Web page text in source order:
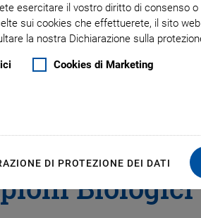
esercitare il vostro diritto di consenso
sui cookies che effettuerete, il sito
la nostra Dichiarazione sulla
Cookies di Marketing
DI PROTEZIONE DEI DATI
per una